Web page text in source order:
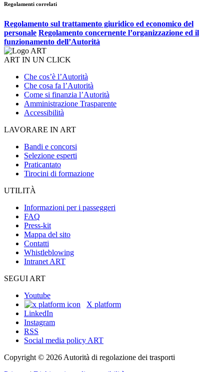
Regolamenti correlati
Regolamento sul trattamento giuridico ed economico del
personale Regolamento concernente l’organizzazione ed il
funzionamento dell’Autorità
ART IN UN CLICK
Che cos’è l’Autorità
Che cosa fa l’Autorità
Come si finanzia l’Autorità
Amministrazione Trasparente
Accessibilità
LAVORARE IN ART
Bandi e concorsi
Selezione esperti
Praticantato
Tirocini di formazione
UTILITÀ
Informazioni per i passeggeri
FAQ
Press-kit
Mappa del sito
Contatti
Whistleblowing
Intranet ART
SEGUI ART
Youtube
X platform
LinkedIn
Instagram
RSS
Social media policy ART
Copyright © 2026 Autorità di regolazione dei trasporti